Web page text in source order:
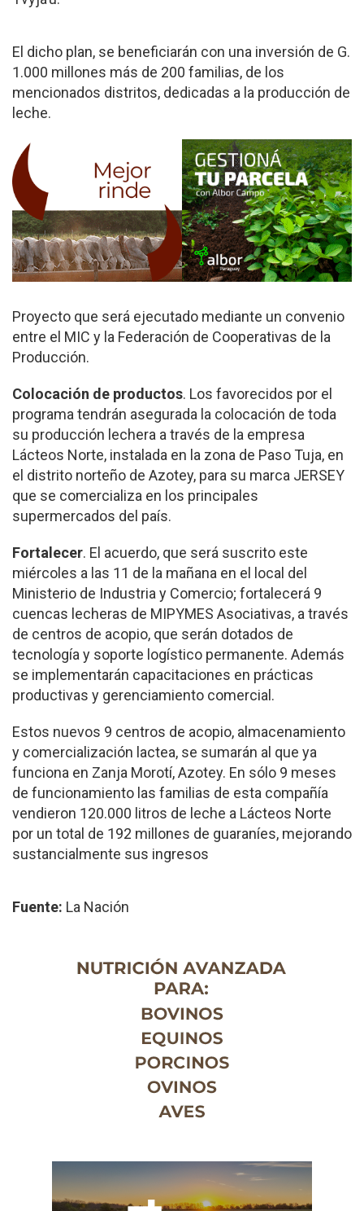
El dicho plan, se beneficiarán con una inversión de G.
1.000 millones más de 200 familias, de los
mencionados distritos, dedicadas a la producción de
leche.
Proyecto que será ejecutado mediante un convenio
entre el MIC y la Federación de Cooperativas de la
Producción.
Colocación de productos. Los favorecidos por el
programa tendrán asegurada la colocación de toda
su producción lechera a través de la empresa
Lácteos Norte, instalada en la zona de Paso Tuja, en
el distrito norteño de Azotey, para su marca JERSEY
que se comercializa en los principales
supermercados del país.
Fortalecer. El acuerdo, que será suscrito este
miércoles a las 11 de la mañana en el local del
Ministerio de Industria y Comercio; fortalecerá 9
cuencas lecheras de MIPYMES Asociativas, a través
de centros de acopio, que serán dotados de
tecnología y soporte logístico permanente. Además
se implementarán capacitaciones en prácticas
productivas y gerenciamiento comercial.
Estos nuevos 9 centros de acopio, almacenamiento
y comercialización lactea, se sumarán al que ya
funciona en Zanja Morotí, Azotey. En sólo 9 meses
de funcionamiento las familias de esta compañía
vendieron 120.000 litros de leche a Lácteos Norte
por un total de 192 millones de guaraníes, mejorando
sustancialmente sus ingresos
Fuente: La Nación